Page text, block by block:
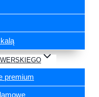
premium